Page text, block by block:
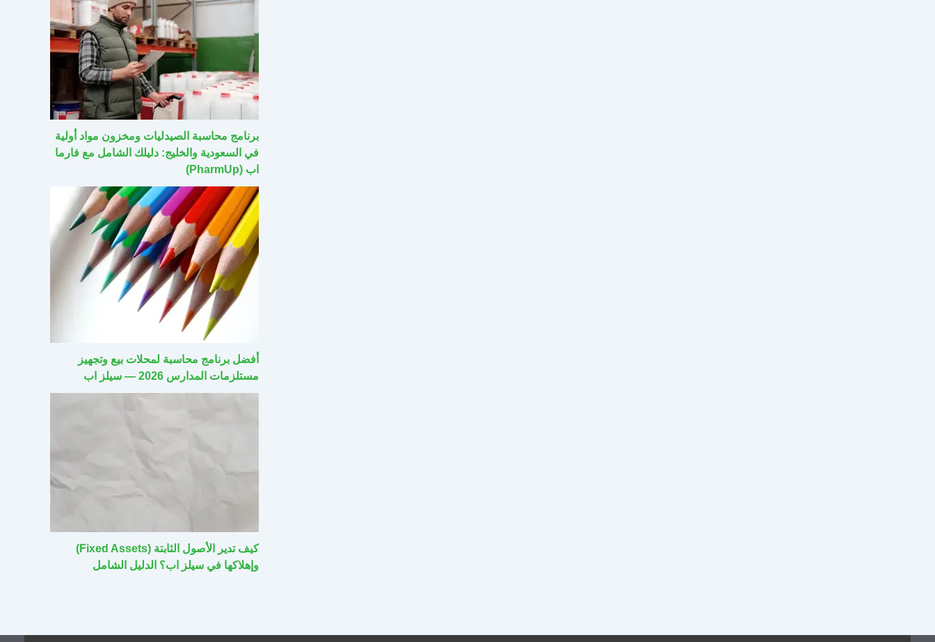
برنامج محاسبة الصيدليات ومخزون مواد أولية
في السعودية والخليج: دليلك الشامل مع فارما
اب (PharmUp)
أفضل برنامج محاسبة لمحلات بيع وتجهيز
مستلزمات المدارس 2026 — سيلز اب
كيف تدير الأصول الثابتة (Fixed Assets)
وإهلاكها في سيلز اب؟ الدليل الشامل